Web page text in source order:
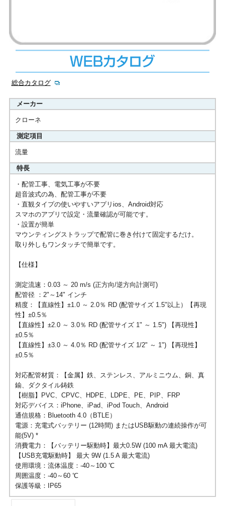
総合カタログ
メーカー
クローネ
測定項目
流量
特長
・配管工事、電気工事が不要
超音波式の為、配管工事が不要
・直観タイプの使いやすいアプリios、Android対応
スマホのアプリで設定・流量確認が可能です。
・設置が簡単
マウンティングストラップで配管に巻き付けて固定するだけ。
取り外しもワンタッチで簡単です。
【仕様】
測定流速：0.03 ～ 20 m/s (正方向/逆方向計測可)
配管径 ：2"～14" インチ
精度：【直線性】±1.0 ～ 2.0％ RD (配管サイズ 1.5"以上）【再現
性】±0.5％
【直線性】±2.0 ～ 3.0％ RD (配管サイズ 1" ～ 1.5") 【再現性】
±0.5％
【直線性】±3.0 ～ 4.0％ RD (配管サイズ 1/2" ～ 1") 【再現性】
±0.5％
対応配管材質：【金属】鉄、ステンレス、アルミニウム、銅、真
鍮、ダクタイル鋳鉄
【樹脂】PVC、CPVC、HDPE、LDPE、PE、PIP、FRP
対応デバイス：iPhone、iPad、iPod Touch、Android
通信規格：Bluetooth 4.0（BTLE）
電源：充電式バッテリー (12時間) またはUSB駆動の連続操作が可
能(5V) *
消費電力：【バッテリー駆動時】最大0.5W (100 mA 最大電流)
【USB充電駆動時】 最大 9W (1.5 A 最大電流)
使用環境：流体温度：-40～100 ℃
周囲温度：-40～60 ℃
保護等級：IP65